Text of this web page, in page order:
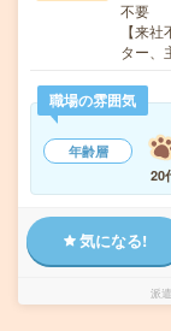
不要
【来
ター
職場の雰囲気
年齢層
20
気になる!
派